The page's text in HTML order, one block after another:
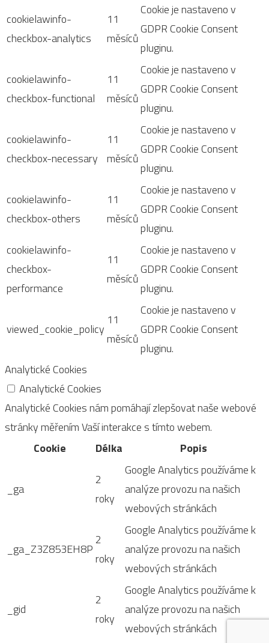
cookielawinfo-
checkbox-analytics
11
měsíců
Cookie je nastaveno v
GDPR Cookie Consent
pluginu.
cookielawinfo-
checkbox-functional
11
měsíců
Cookie je nastaveno v
GDPR Cookie Consent
pluginu.
cookielawinfo-
checkbox-necessary
11
měsíců
Cookie je nastaveno v
GDPR Cookie Consent
pluginu.
cookielawinfo-
checkbox-others
11
měsíců
Cookie je nastaveno v
GDPR Cookie Consent
pluginu.
cookielawinfo-
checkbox-
performance
11
měsíců
Cookie je nastaveno v
GDPR Cookie Consent
pluginu.
viewed_cookie_policy
11
měsíců
Cookie je nastaveno v
GDPR Cookie Consent
pluginu.
Analytické Cookies
Analytické Cookies
Analytické Cookies nám pomáhají zlepšovat naše webové
stránky měřením Vaší interakce s tímto webem.
Cookie
Délka Popis
_ga
2
roky
Google Analytics používáme k
analýze provozu na našich
webových stránkách
_ga_Z3Z853EH8P
2
roky
Google Analytics používáme k
analýze provozu na našich
webových stránkách
_gid
2
roky
Google Analytics používáme k
analýze provozu na našich
webových stránkách